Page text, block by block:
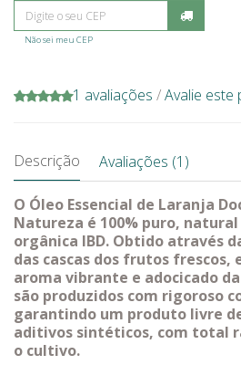
Não sei meu CEP
1 avaliações /Avalie este
Descrição Avaliações (1)
O Óleo Essencial de Laranja
Natureza é 100% puro,
orgânica IBD. Obtido através
das cascas dos frutos frescos,
aroma vibrante e adocicado
são produzidos com rigoroso
garantindo um produto livre
aditivos sintéticos, com total
o cultivo.